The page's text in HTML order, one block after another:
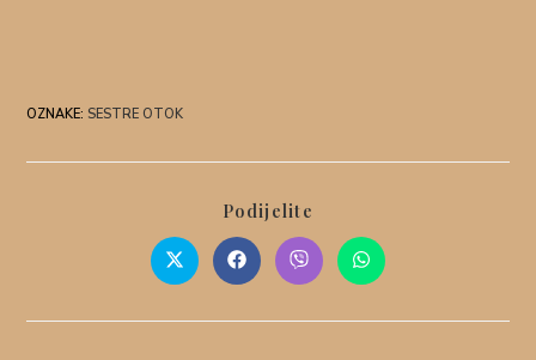
OZNAKE: SESTRE OTOK
Podijelite